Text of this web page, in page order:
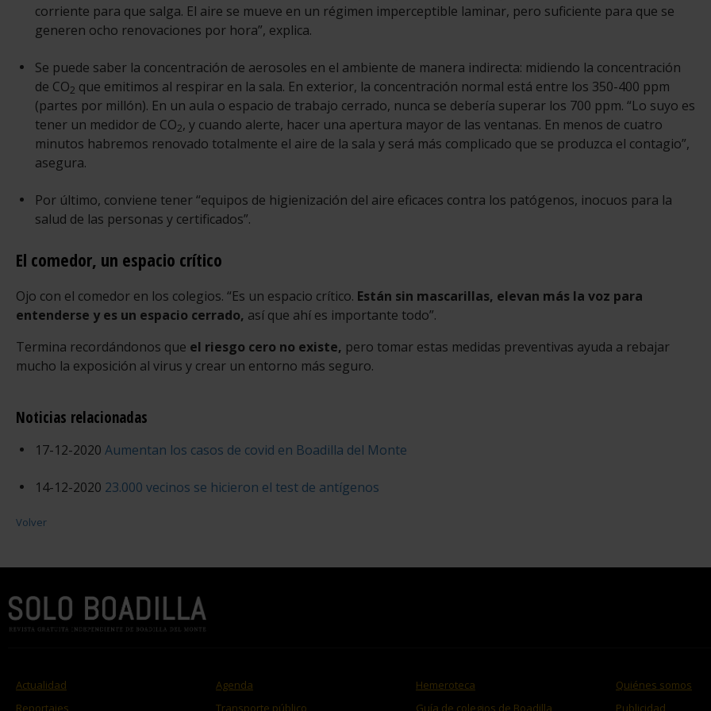
corriente para que salga. El aire se mueve en un régimen imperceptible laminar, pero suficiente para que se
generen ocho renovaciones por hora”, explica.
Se puede saber la concentración de aerosoles en el ambiente de manera indirecta: midiendo la concentración
de CO2 que emitimos al respirar en la sala. En exterior, la concentración normal está entre los 350-400 ppm
(partes por millón). En un aula o espacio de trabajo cerrado, nunca se debería superar los 700 ppm. “Lo suyo es
tener un medidor de CO2, y cuando alerte, hacer una apertura mayor de las ventanas. En menos de cuatro
minutos habremos renovado totalmente el aire de la sala y será más complicado que se produzca el contagio”,
asegura.
Por último, conviene tener “equipos de higienización del aire eficaces contra los patógenos, inocuos para la
salud de las personas y certificados”.
El comedor, un espacio crítico
Ojo con el comedor en los colegios. “Es un espacio crítico. Están sin mascarillas, elevan más la voz para
entenderse y es un espacio cerrado, así que ahí es importante todo”.
Termina recordándonos que el riesgo cero no existe, pero tomar estas medidas preventivas ayuda a rebajar
mucho la exposición al virus y crear un entorno más seguro.
Noticias relacionadas
17-12-2020 Aumentan los casos de covid en Boadilla del Monte
14-12-2020 23.000 vecinos se hicieron el test de antígenos
Volver
Actualidad
Reportajes
Agenda
Transporte público
Hemeroteca
Guía de colegios de Boadilla
Quiénes somos
Publicidad